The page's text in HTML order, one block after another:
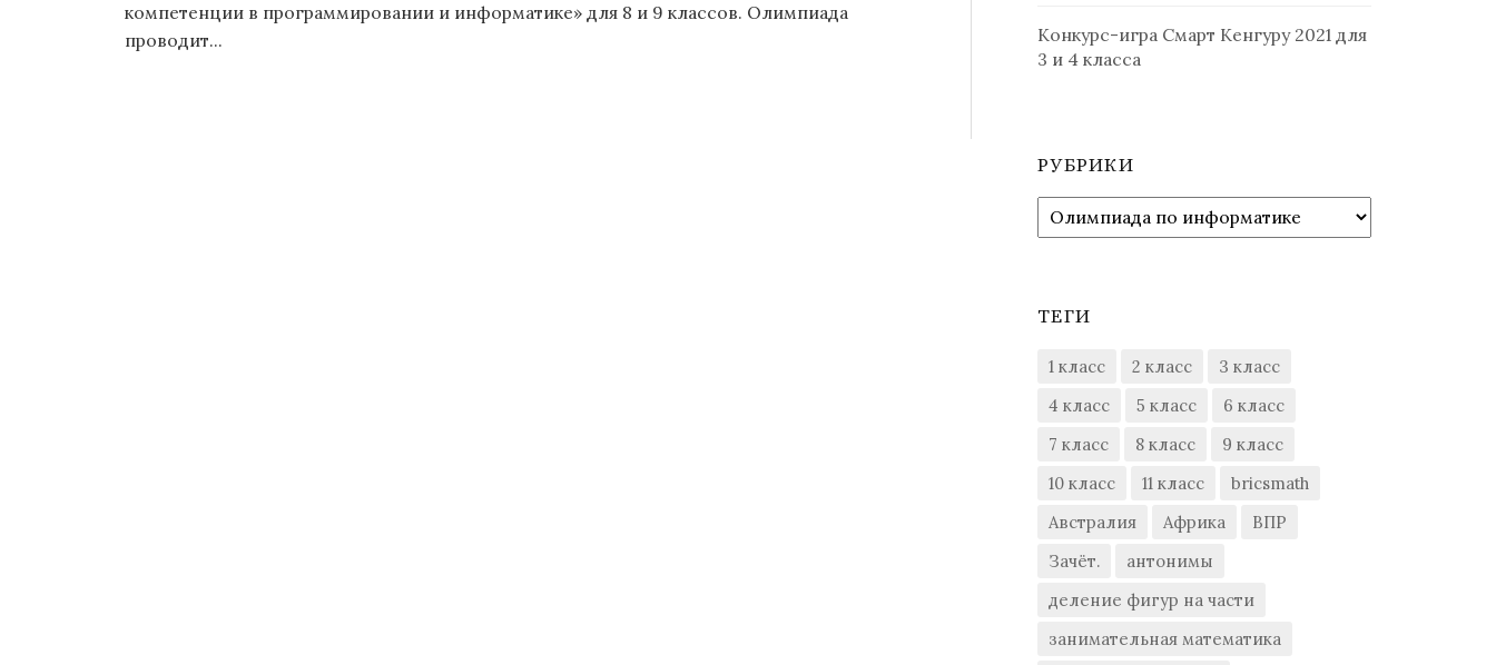
компетенции в программировании и информатике» для 8 и 9 классов. Олимпиада
проводит...
Конкурс-игра Смарт Кенгуру 2021 для
3 и 4 класса
РУБРИКИ
Рубрики
ТЕГИ
1 класс 2 класс
3 класс
4 класс
5 класс
6 класс
7 класс
8 класс
9 класс
10 класс
11 класс
bricsmath
Австралия
Африка
ВПР
Зачёт.
антонимы
деление фигур на части
занимательная математика